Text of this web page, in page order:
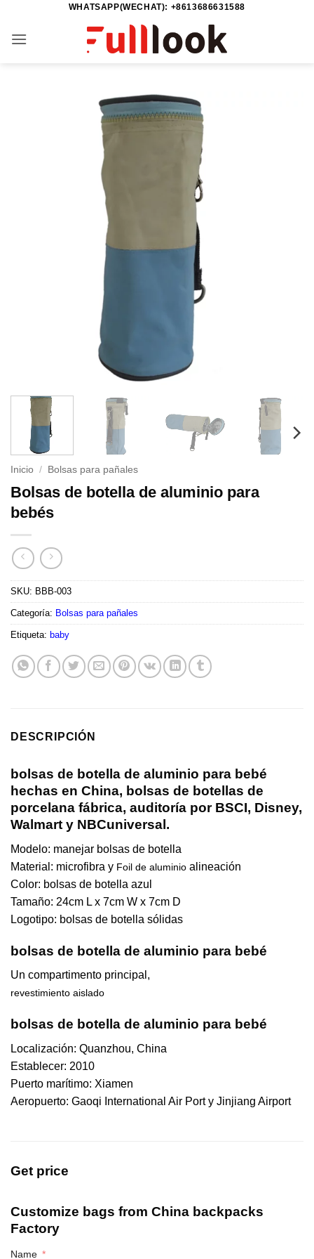
contenido
WHATSAPP(WECHAT): +8613686631588
Inicio / Bolsas para pañales
Bolsas de botella de aluminio para
bebés
SKU: BBB-003
Categoría: Bolsas para pañales
Etiqueta: baby
DESCRIPCIÓN
bolsas de botella de aluminio para bebé
hechas en China, bolsas de botellas de
porcelana fábrica, auditoría por BSCI, Disney,
Walmart y NBCuniversal.
Modelo: manejar bolsas de botella
Material: microfibra y Foil de aluminio alineación
Color: bolsas de botella azul
Tamaño: 24cm L x 7cm W x 7cm D
Logotipo: bolsas de botella sólidas
bolsas de botella de aluminio para bebé
Un compartimento principal,
revestimiento aislado
bolsas de botella de aluminio para bebé
Localización: Quanzhou, China
Establecer: 2010
Puerto marítimo: Xiamen
Aeropuerto: Gaoqi International Air Port y Jinjiang Airport
Get price
Customize bags from China backpacks
Factory
Name